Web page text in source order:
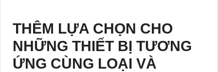
THÊM LỰA CHỌN CHO
NHỮNG THIẾT BỊ TƯƠNG
ỨNG CÙNG LOẠI VÀ